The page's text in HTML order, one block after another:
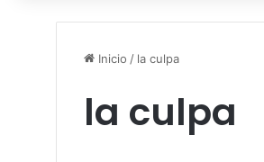
Inicio / la culpa
la culpa